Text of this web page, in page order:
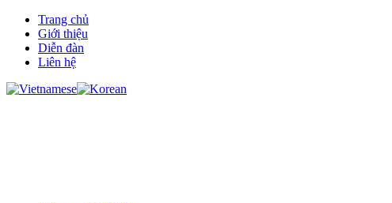
Trang chủ
Giới thiệu
Diễn đàn
Liên hệ